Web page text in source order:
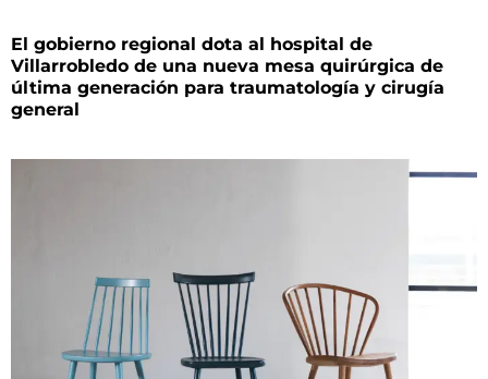
El gobierno regional dota al hospital de
Villarrobledo de una nueva mesa quirúrgica de
última generación para traumatología y cirugía
general